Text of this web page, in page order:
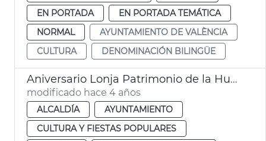
EN PORTADA
EN PORTADA TEMÁTICA
NORMAL
AYUNTAMIENTO DE VALÈNCIA
CULTURA
DENOMINACIÓN BILINGÜE
Aniversario Lonja Patrimonio de la Humanidad
modificado hace 4 años
ALCALDÍA
AYUNTAMIENTO
CULTURA Y FIESTAS POPULARES